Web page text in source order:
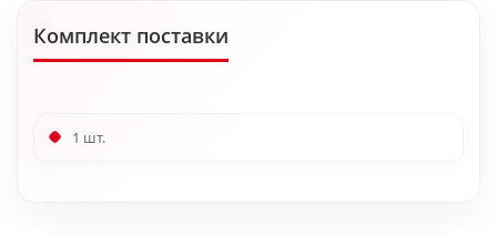
Комплект поставки
1 шт.